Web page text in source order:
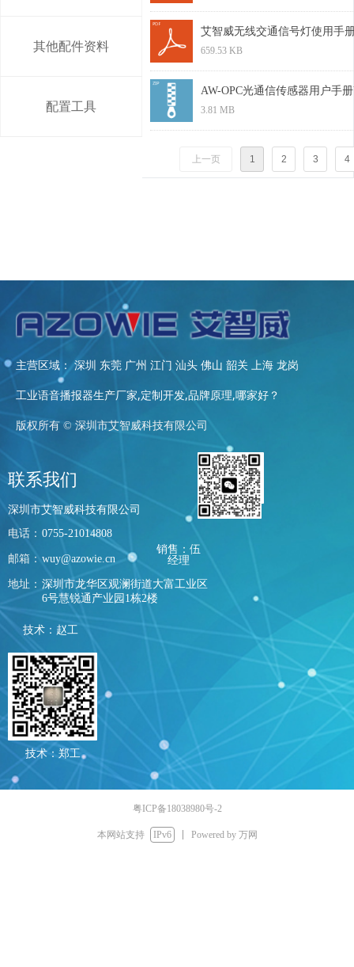
其他配件资料
配置工具
艾智威无线交通信号灯使用手
659.53 KB
AW-OPC光通信传感器用户手
3.81 MB
上一页 1 2 3 4
电话： 0755-21014808
邮箱： wuy@azowie.cn
地址： 深圳市龙华区观澜街道大富工业区
6号慧锐通产业园1栋2楼
联系我们
深圳市艾智威科技有限公司
销售：伍
经理
版权所有 © 深圳市艾智威科技有限公司
主营区域： 深圳 东莞 广州 江门 汕头 佛山 韶关 上海 龙岗
工业语音播报器生产厂家,定制开发,品牌原理,哪家好？
技术：赵工
技术：郑工
粤ICP备18038980号-2
本网站支持 IPv6 Powered by 万网